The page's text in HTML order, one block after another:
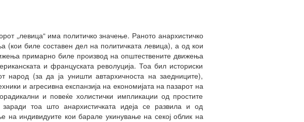
„левица“ има политичко значење. Раното анархистичко
(кои биле составен дел на политичката левица), а од кои
примарно биле производ на општествените движења
и француската револуција. Тоа бил историски
народ (за да ја уништи автархичноста на заедниците),
и агресивна експанзија на економијата на пазарот на
и повеќе холистички импликации од простите
заради тоа што анархистичката идеја се развила и од
индивидуите кои барале укинување на секој облик на